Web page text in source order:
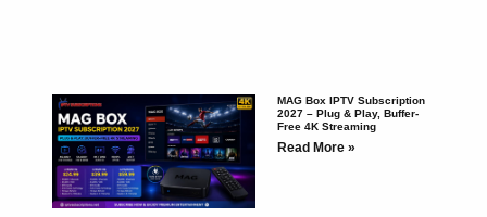
MAG Box IPTV Subscription
2027 – Plug & Play, Buffer-
Free 4K Streaming
Read More »